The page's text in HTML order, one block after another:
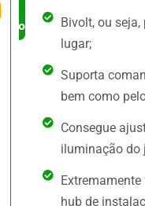
completoBivolt, ou
lugar;
Suporta
bem como
Consegue
iluminação do
hub de